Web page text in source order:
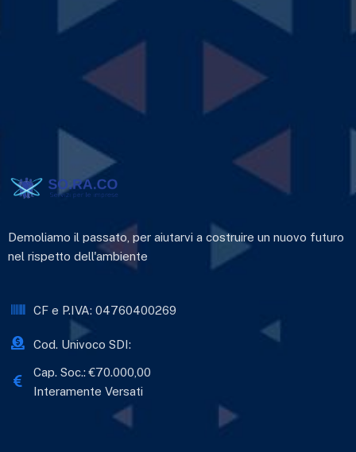
Demoliamo il passato, per aiutarvi a costruire un nuovo futuro
nel rispetto dell'ambiente
CF e P.IVA: 04760400269
Cod. Univoco SDI:
Cap. Soc.: €70.000,00
Interamente Versati